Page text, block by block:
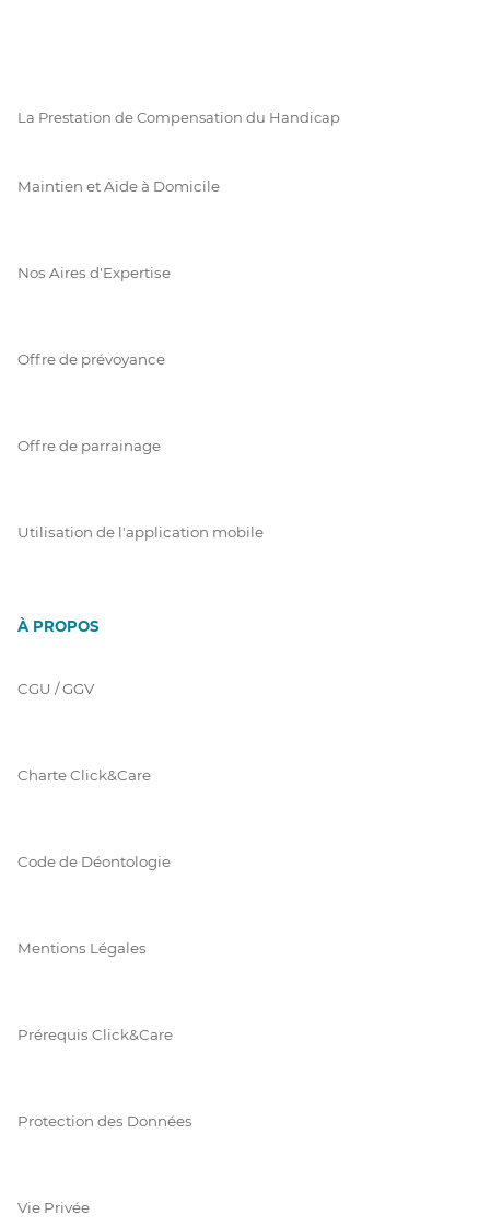
La Prestation de Compensation du Handicap
Maintien et Aide à Domicile
Nos Aires d'Expertise
Offre de prévoyance
Offre de parrainage
Utilisation de l'application mobile
À PROPOS
CGU / GGV
Charte Click&Care
Code de Déontologie
Mentions Légales
Prérequis Click&Care
Protection des Données
Vie Privée